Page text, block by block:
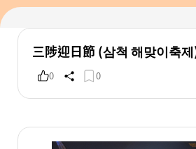
三陟迎日節 (삼척 해맞이축
0 0